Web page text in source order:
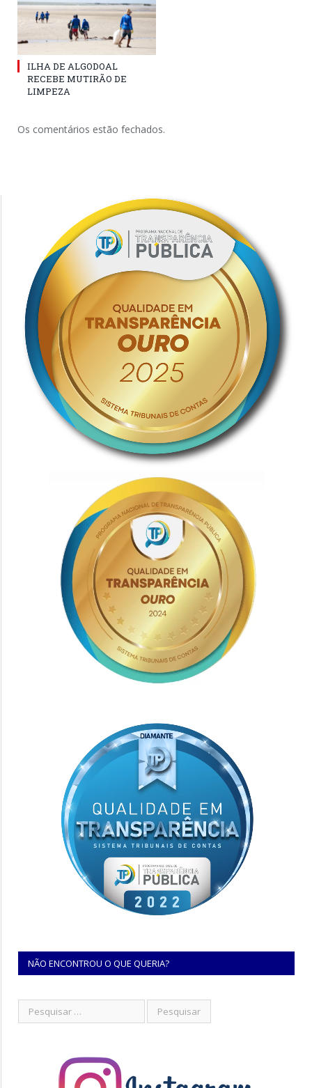
ILHA DE ALGODOAL
RECEBE MUTIRÃO DE
LIMPEZA
Os comentários estão fechados.
NÃO ENCONTROU O QUE QUERIA?